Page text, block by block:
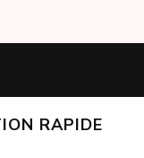
RAPIDE